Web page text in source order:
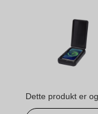
Dette produkt er